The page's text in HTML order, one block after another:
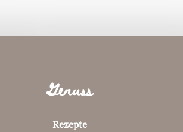
Genuss
Rezepte